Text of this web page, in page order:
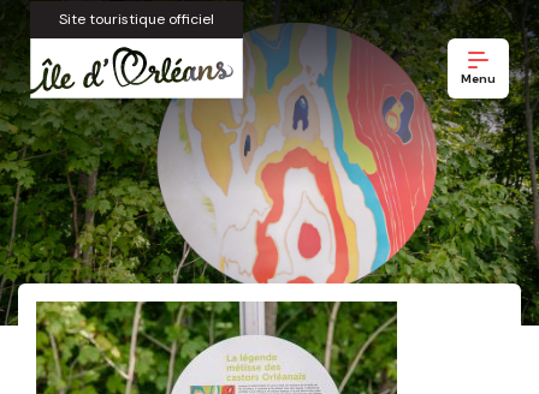
Site touristique officiel
Menu